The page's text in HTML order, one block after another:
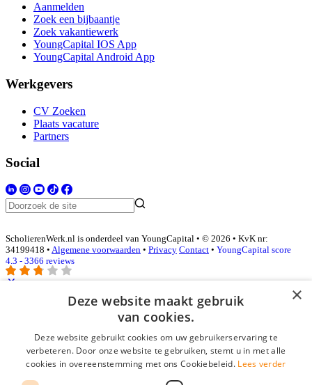
Aanmelden
Zoek een bijbaantje
Zoek vakantiewerk
YoungCapital IOS App
YoungCapital Android App
Werkgevers
CV Zoeken
Plaats vacature
Partners
Social
ScholierenWerk.nl is onderdeel van YoungCapital • © 2026 • KvK nr:
34199418 • Algemene voorwaarden • Privacy Contact • YoungCapital score
4.3 - 3366 reviews
Inloggen als bedrijf
E-mail*
Wachtwoord
×
Deze website maakt gebruik
van cookies.
Deze website gebruikt cookies om uw gebruikerservaring te
verbeteren. Door onze website te gebruiken, stemt u in met alle
cookies in overeenstemming met ons Cookiebeleid. Lees verder